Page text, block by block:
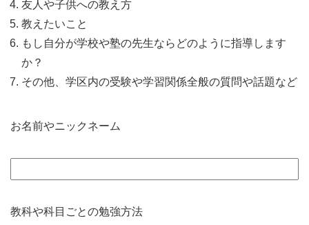
友人や子供への教え方
教えたいこと
もし自分が学校や塾の先生ならどのように指導します
か？
その他、学区内の受験や学習関係全般の質問や話題など
お名前やニックネーム
教科や科目ごとの勉強方法